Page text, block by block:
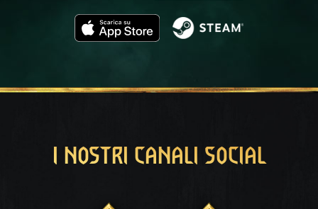
I NOSTRI CANALI SOCIAL